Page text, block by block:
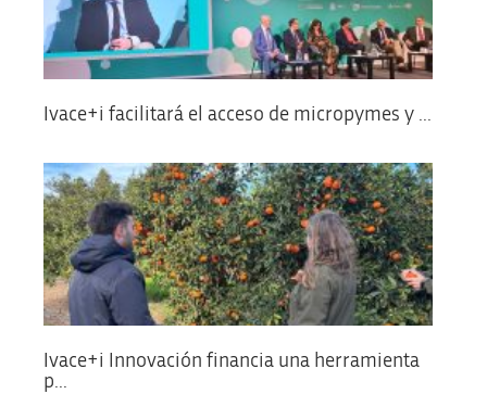
Ivace+i facilitará el acceso de micropymes y ...
Ivace+i Innovación financia una herramienta
p...